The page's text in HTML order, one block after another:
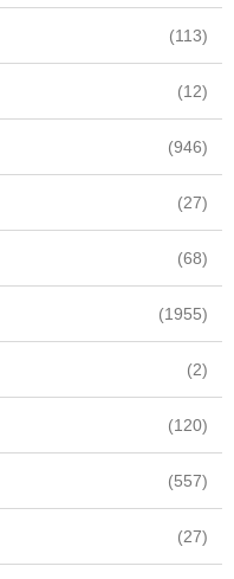
(113)
(12)
(946)
(27)
(68)
(1955)
(2)
(120)
(557)
(27)